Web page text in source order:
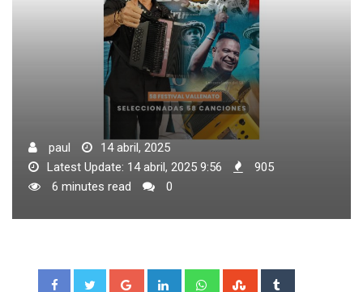
paul
14 abril, 2025
Latest Update: 14 abril, 2025 9:56
905
6 minutes read
0
Google+ LinkedIn WhatsappStumbleUpon